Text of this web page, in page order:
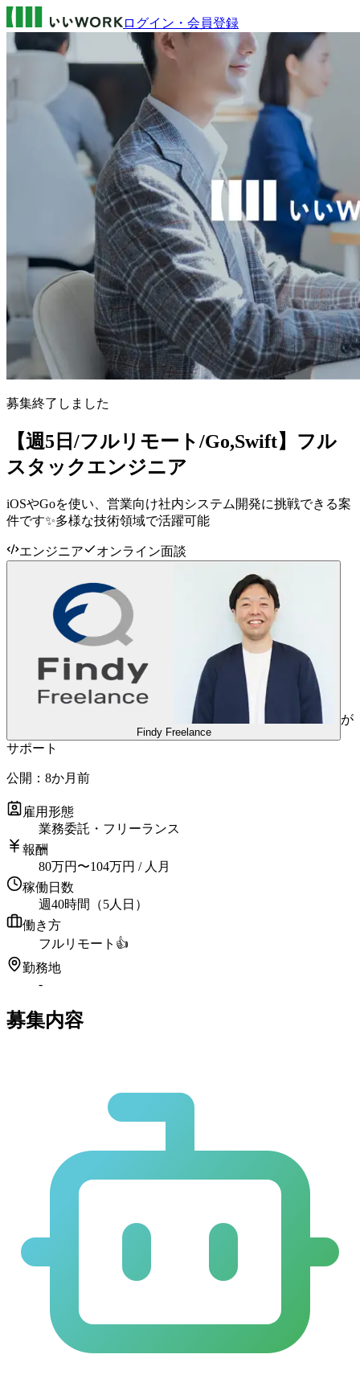
ログイン・会員登録
募集終了しました
【週5日/フルリモート/Go,Swift】フル
スタックエンジニア
iOSやGoを使い、営業向け社内システム開発に挑戦できる案
件です✨多様な技術領域で活躍可能
エンジニア オンライン面談
Findy Freelance
が
サポート
公開： 8か月前
雇用形態
業務委託・フリーランス
報酬
80万円 〜104万円 / 人月
稼働日数
週40時間（5人日）
働き方
フルリモート 👍
勤務地
-
募集内容